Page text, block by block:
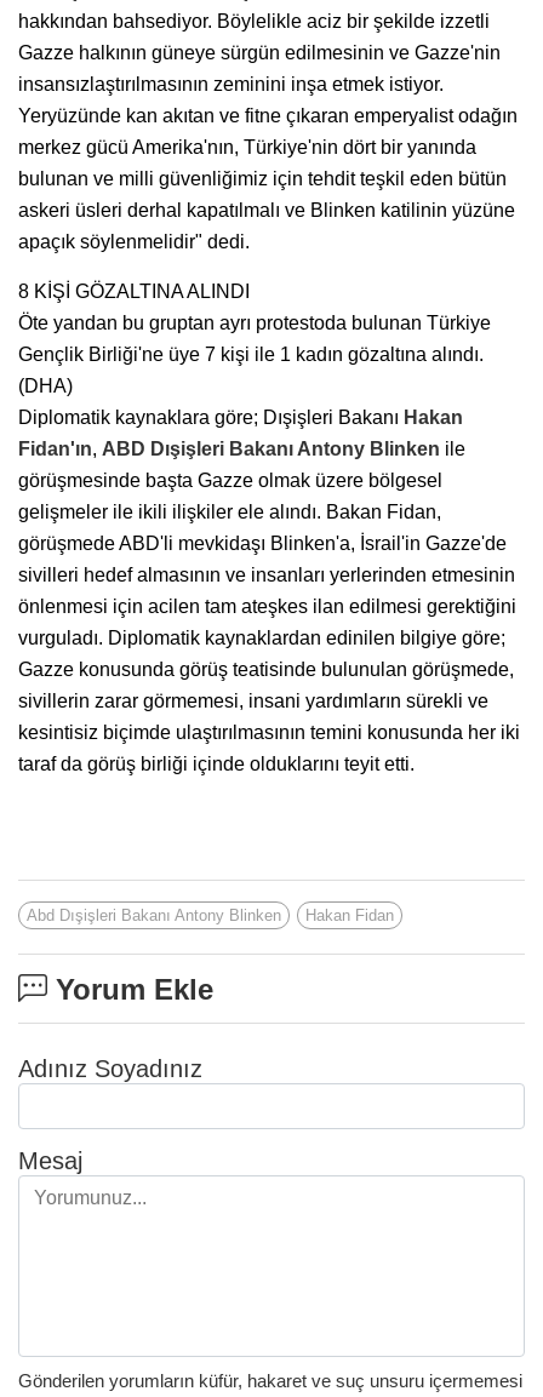
hakkından bahsediyor. Böylelikle aciz bir şekilde izzetli
Gazze halkının güneye sürgün edilmesinin ve Gazze'nin
insansızlaştırılmasının zeminini inşa etmek istiyor.
Yeryüzünde kan akıtan ve fitne çıkaran emperyalist odağın
merkez gücü Amerika'nın, Türkiye'nin dört bir yanında
bulunan ve milli güvenliğimiz için tehdit teşkil eden bütün
askeri üsleri derhal kapatılmalı ve Blinken katilinin yüzüne
apaçık söylenmelidir" dedi.
8 KİŞİ GÖZALTINA ALINDI
Öte yandan bu gruptan ayrı protestoda bulunan Türkiye
Gençlik Birliği'ne üye 7 kişi ile 1 kadın gözaltına alındı.
(DHA)
Diplomatik kaynaklara göre; Dışişleri Bakanı Hakan
Fidan'ın, ABD Dışişleri Bakanı Antony Blinken ile
görüşmesinde başta Gazze olmak üzere bölgesel
gelişmeler ile ikili ilişkiler ele alındı. Bakan Fidan,
görüşmede ABD'li mevkidaşı Blinken'a, İsrail'in Gazze'de
sivilleri hedef almasının ve insanları yerlerinden etmesinin
önlenmesi için acilen tam ateşkes ilan edilmesi gerektiğini
vurguladı. Diplomatik kaynaklardan edinilen bilgiye göre;
Gazze konusunda görüş teatisinde bulunulan görüşmede,
sivillerin zarar görmemesi, insani yardımların sürekli ve
kesintisiz biçimde ulaştırılmasının temini konusunda her iki
taraf da görüş birliği içinde olduklarını teyit etti.
Abd Dışişleri Bakanı Antony Blinken Hakan Fidan
Yorum Ekle
Adınız Soyadınız
Mesaj
Gönderilen yorumların küfür, hakaret ve suç unsuru içermemesi